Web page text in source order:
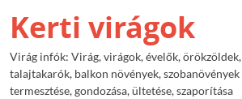
Kerti virágok
Virág infók: Virág, virágok, évelők, örökzöldek,
talajtakarók, balkon növények, szobanövények
termesztése, gondozása, ültetése, szaporítása